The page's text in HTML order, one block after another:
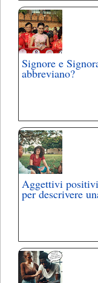
Signore e
abbreviano?
Aggettivi
per descrivere